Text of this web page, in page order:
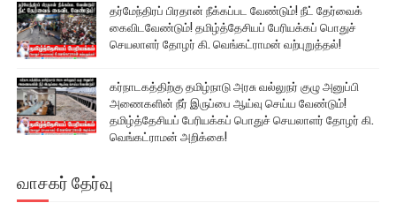
தர்மேந்திரப் பிரதான் நீக்கப்பட வேண்டும்! நீட் தேர்வைக்
கைவிடவேண்டும்! தமிழ்த்தேசியப் பேரியக்கப் பொதுச்
செயலாளர் தோழர் கி. வெங்கட்ராமன் வற்புறுத்தல்!
கர்நாடகத்திற்கு தமிழ்நாடு அரசு வல்லுநர் குழு அனுப்பி
அணைகளின் நீர் இருப்பை ஆய்வு செய்ய வேண்டும்!
தமிழ்த்தேசியப் பேரியக்கப் பொதுச் செயலாளர் தோழர் கி.
வெங்கட்ராமன் அறிக்கை!
வாசகர் தேர்வு